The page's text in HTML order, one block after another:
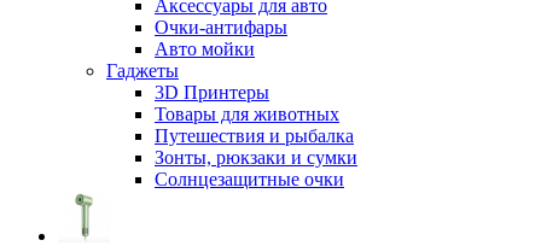
Аксессуары для авто
Очки-антифары
Авто мойки
Гаджеты
3D Принтеры
Товары для животных
Путешествия и рыбалка
Зонты, рюкзаки и сумки
Солнцезащитные очки